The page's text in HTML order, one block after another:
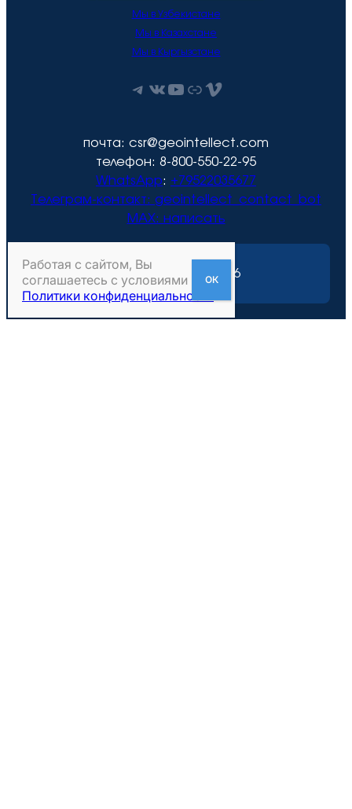
Мы в Узбекистане
Мы в Казахстане
Мы в Кыргызстане
Telegram ВКонтакте YouTube Рутуб Vimeo
почта: csr@geointellect.com
телефон: 8-800-550-22-95
WhatsApp: +79522035677
Телеграм-контакт: geointellect_contact_bot
MAX: написать
Геоинтеллект © 2026
Работая с сайтом, Вы
соглашаетесь с условиями
Политики конфиденциальности